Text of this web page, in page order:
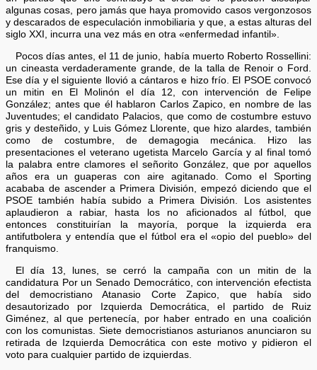
algunas cosas, pero jamás que haya promovido casos vergonzosos
y descarados de especulación inmobiliaria y que, a estas alturas del
siglo XXI, incurra una vez más en otra «enfermedad infantil».
Pocos días antes, el 11 de junio, había muerto Roberto Rossellini:
un cineasta verdaderamente grande, de la talla de Renoir o Ford.
Ese día y el siguiente llovió a cántaros e hizo frío. El PSOE convocó
un mitin en El Molinón el día 12, con intervención de Felipe
González; antes que él hablaron Carlos Zapico, en nombre de las
Juventudes; el candidato Palacios, que como de costumbre estuvo
gris y desteñido, y Luis Gómez Llorente, que hizo alardes, también
como de costumbre, de demagogia mecánica. Hizo las
presentaciones el veterano ugetista Marcelo García y al final tomó
la palabra entre clamores el señorito González, que por aquellos
años era un guaperas con aire agitanado. Como el Sporting
acababa de ascender a Primera División, empezó diciendo que el
PSOE también había subido a Primera División. Los asistentes
aplaudieron a rabiar, hasta los no aficionados al fútbol, que
entonces constituirían la mayoría, porque la izquierda era
antifutbolera y entendía que el fútbol era el «opio del pueblo» del
franquismo.
El día 13, lunes, se cerró la campaña con un mitin de la
candidatura Por un Senado Democrático, con intervención efectista
del democristiano Atanasio Corte Zapico, que había sido
desautorizado por Izquierda Democrática, el partido de Ruiz
Giménez, al que pertenecía, por haber entrado en una coalición
con los comunistas. Siete democristianos asturianos anunciaron su
retirada de Izquierda Democrática con este motivo y pidieron el
voto para cualquier partido de izquierdas.